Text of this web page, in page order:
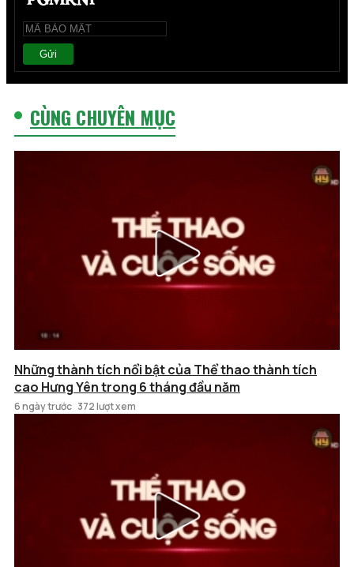
Gửi
CÙNG CHUYÊN MỤC
Những thành tích nổi bật của Thể thao thành tích
cao Hưng Yên trong 6 tháng đầu năm
6 ngày trước 372 lượt xem